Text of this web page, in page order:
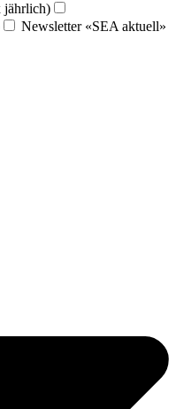
jährlich)
Newsletter «SEA aktuell»